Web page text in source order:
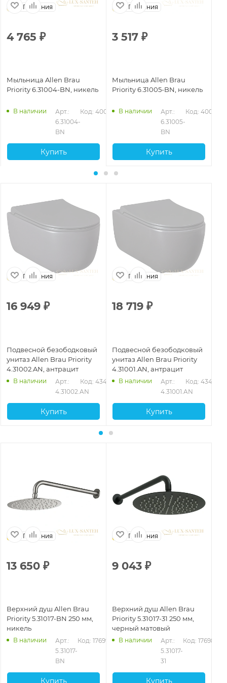
Германия
4 765 ₽
Мыльница Allen Brau
Priority 6.31004-BN, никель
В наличии
Арт.:
6.31004-
BN
Код: 40049
Купить
Германия
3 517 ₽
Мыльница Allen Brau
Priority 6.31005-BN, никель
В наличии
Арт.:
6.31005-
BN
Код: 40052
Купить
Германия
16 949 ₽
Подвесной безободковый
унитаз Allen Brau Priority
4.31002.AN, антрацит
В наличии
Арт.:
4.31002.AN
Код: 43407
Купить
Германия
18 719 ₽
Подвесной безободковый
унитаз Allen Brau Priority
4.31001.AN, антрацит
В наличии
Арт.:
4.31001.AN
Код: 43405
Купить
Германия
13 650 ₽
Верхний душ Allen Brau
Priority 5.31017-BN 250 мм,
никель
В наличии
Арт.:
5.31017-
BN
Код: 17699
Купить
Германия
9 043 ₽
Верхний душ Allen Brau
Priority 5.31017-31 250 мм,
черный матовый
В наличии
Арт.:
5.31017-
31
Код: 17698
Купить